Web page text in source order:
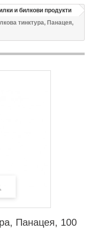
и билкови продукти
тинктура, Панацея,
Панацея, 100